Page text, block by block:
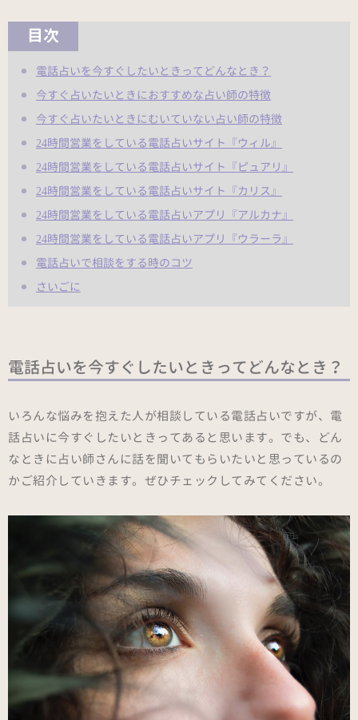
目次
電話占いを今すぐしたいときってどんなとき？
今すぐ占いたいときにおすすめな占い師の特徴
今すぐ占いたいときにむいていない占い師の特徴
24時間営業をしている電話占いサイト『ウィル』
24時間営業をしている電話占いサイト『ピュアリ』
24時間営業をしている電話占いサイト『カリス』
24時間営業をしている電話占いアプリ『アルカナ』
24時間営業をしている電話占いアプリ『ウラーラ』
電話占いで相談をする時のコツ
さいごに
電話占いを今すぐしたいときってどんなとき？
いろんな悩みを抱えた人が相談している電話占いですが、電
話占いに今すぐしたいときってあると思います。でも、どん
なときに占い師さんに話を聞いてもらいたいと思っているの
かご紹介していきます。ぜひチェックしてみてください。